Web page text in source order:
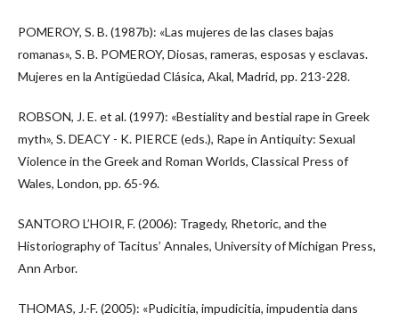
POMEROY, S. B. (1987b): «Las mujeres de las clases bajas
romanas», S. B. POMEROY, Diosas, rameras, esposas y esclavas.
Mujeres en la Antigüedad Clásica, Akal, Madrid, pp. 213-228.
ROBSON, J. E. et al. (1997): «Bestiality and bestial rape in Greek
myth», S. DEACY - K. PIERCE (eds.), Rape in Antiquity: Sexual
Violence in the Greek and Roman Worlds, Classical Press of
Wales, London, pp. 65-96.
SANTORO L’HOIR, F. (2006): Tragedy, Rhetoric, and the
Historiography of Tacitus’ Annales, University of Michigan Press,
Ann Arbor.
THOMAS, J.-F. (2005): «Pudicitia, impudicitia, impudentia dans